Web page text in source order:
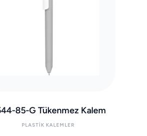
85-G Tükenmez Kalem
PLASTIK KALEMLER